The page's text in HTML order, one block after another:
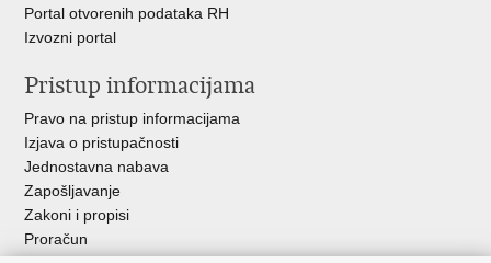
Portal otvorenih podataka RH
Izvozni portal
Pristup informacijama
Pravo na pristup informacijama
Izjava o pristupačnosti
Jednostavna nabava
Zapošljavanje
Zakoni i propisi
Proračun